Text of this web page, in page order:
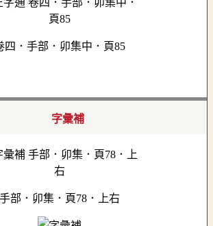
四．手部．卯集中．頁85
字彙補
手部．卯集．頁78．上右